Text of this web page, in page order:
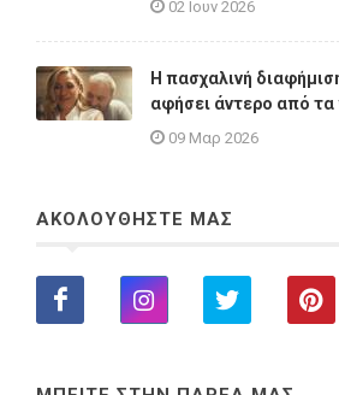
02 Ιουν 2026
Η πασχαλινή
αφήσει άντερο από τα
09 Μαρ 2026
ΑΚΟΛΟΥΘΗΣΤΕ ΜΑΣ